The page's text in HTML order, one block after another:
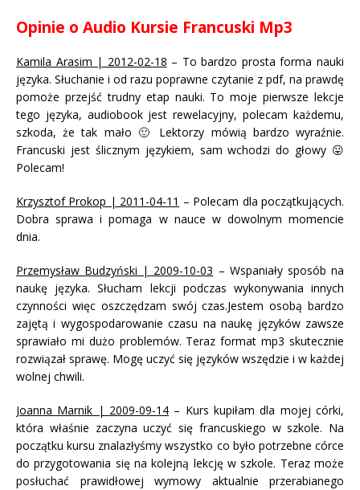
Opinie o Audio Kursie Francuski Mp3
Kamila Arasim | 2012-02-18 – To bardzo prosta forma nauki
języka. Słuchanie i od razu poprawne czytanie z pdf, na prawdę
pomoże przejść trudny etap nauki. To moje pierwsze lekcje
tego języka, audiobook jest rewelacyjny, polecam każdemu,
szkoda, że tak mało 🙂 Lektorzy mówią bardzo wyraźnie.
Francuski jest ślicznym językiem, sam wchodzi do głowy 😛
Polecam!
Krzysztof Prokop | 2011-04-11 – Polecam dla początkujących.
Dobra sprawa i pomaga w nauce w dowolnym momencie
dnia.
Przemysław Budzyński | 2009-10-03 – Wspaniały sposób na
naukę języka. Słucham lekcji podczas wykonywania innych
czynności więc oszczędzam swój czas.Jestem osobą bardzo
zajętą i wygospodarowanie czasu na naukę języków zawsze
sprawiało mi dużo problemów. Teraz format mp3 skutecznie
rozwiązał sprawę. Mogę uczyć się języków wszędzie i w każdej
wolnej chwili.
Joanna Marnik | 2009-09-14 – Kurs kupiłam dla mojej córki,
która właśnie zaczyna uczyć się francuskiego w szkole. Na
początku kursu znalazłyśmy wszystko co było potrzebne córce
do przygotowania się na kolejną lekcję w szkole. Teraz może
posłuchać prawidłowej wymowy aktualnie przerabianego